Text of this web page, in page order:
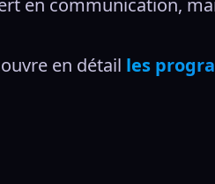
en communication,
en détail les